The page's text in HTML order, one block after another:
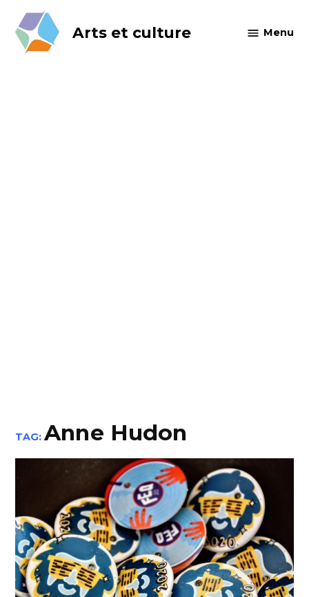
content
Arts et culture Menu
TAG:Anne Hudon